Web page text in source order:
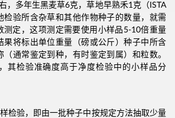
，多年生黑麦草6克，草地早熟禾1克（ISTA
检验所含杂草和其他作物种子的数量，就需
测定，这项测定需要使用小样品5-10倍重量
果将标出单位重量（磅或公斤）种子中所含
通常鉴定到种，有时鉴定到属）和粒数。
其检验准确度高于净度检验中的小样品分
验，即由一批种子中按规定方法抽取少量